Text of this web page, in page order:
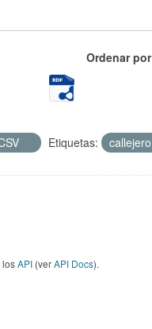
Ordenar por
Etiquetas: callejero
losAPI (verAPI Docs).